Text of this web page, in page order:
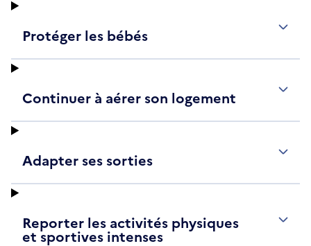
Protéger les bébés
Continuer à aérer son logement
Adapter ses sorties
Reporter les activités physiques
et sportives intenses